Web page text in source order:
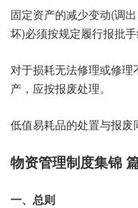
固定资产的减少变动(调
坏)必须按规定履行报批手
对于损耗无法修理或修
产，应按报废处理。
低值易耗品的处置与报废
物资管理制度集锦
一、总则